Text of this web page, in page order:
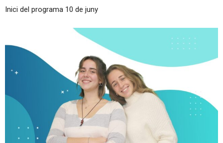
Inici del programa 10 de juny